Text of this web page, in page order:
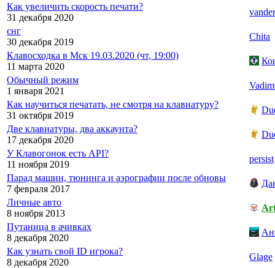
Как увеличить скорость печати?
31 декабря 2020
снг
30 декабря 2019
Chita
Клавосходка в Мск 19.03.2020 (чт, 19:00)
11 марта 2020
Обычный режим
1 января 2021
Как научиться печатать, не смотря на клавиатуру?
31 октября 2019
Две клавиатуры, два аккаунта?
17 декабря 2020
У Клавогонок есть API?
11 ноября 2019
persist
Парад машин, тюнинга и аэрографии после обновы
7 февраля 2017
Личные авто
8 ноября 2013
Путаница в ачивках
8 декабря 2020
Как узнать свой ID игрока?
8 декабря 2020
Glage